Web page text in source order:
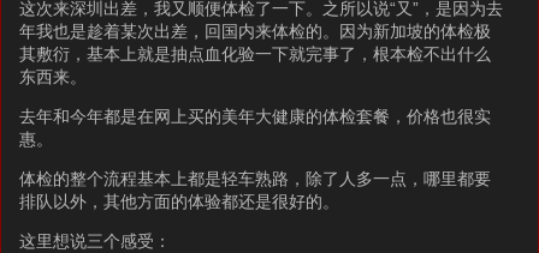
这次来深圳出差，我又顺便体检了一下。之所以说“又”，是因为去
年我也是趁着某次出差，回国内来体检的。因为新加坡的体检极
其敷衍，基本上就是抽点血化验一下就完事了，根本检不出什么
东西来。
去年和今年都是在网上买的美年大健康的体检套餐，价格也很实
惠。
体检的整个流程基本上都是轻车熟路，除了人多一点，哪里都要
排队以外，其他方面的体验都还是很好的。
这里想说三个感受：